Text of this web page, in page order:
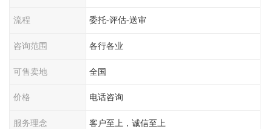
流程 委托-评估-送审
咨询范围 各行各业
可售卖地 全国
价格 电话咨询
服务理念 客户至上，诚信至上